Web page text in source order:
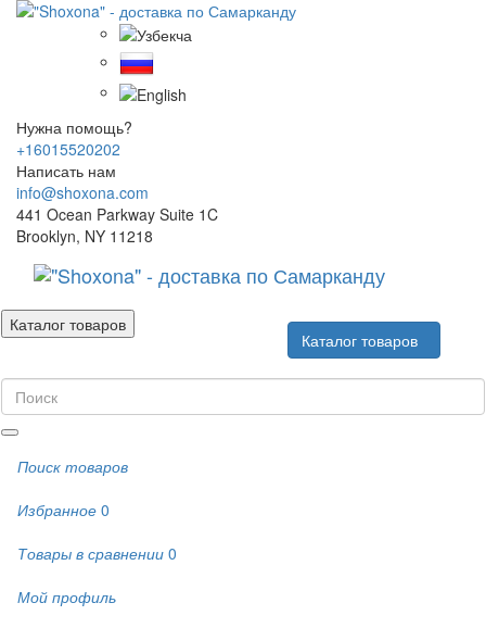
Нужна помощь?
+16015520202
Написать нам
info@shoxona.com
441 Ocean Parkway Suite 1C
Brooklyn, NY 11218
Каталог товаров
Каталог товаров
Поиск товаров
Избранное 0
Товары в сравнении 0
Мой профиль